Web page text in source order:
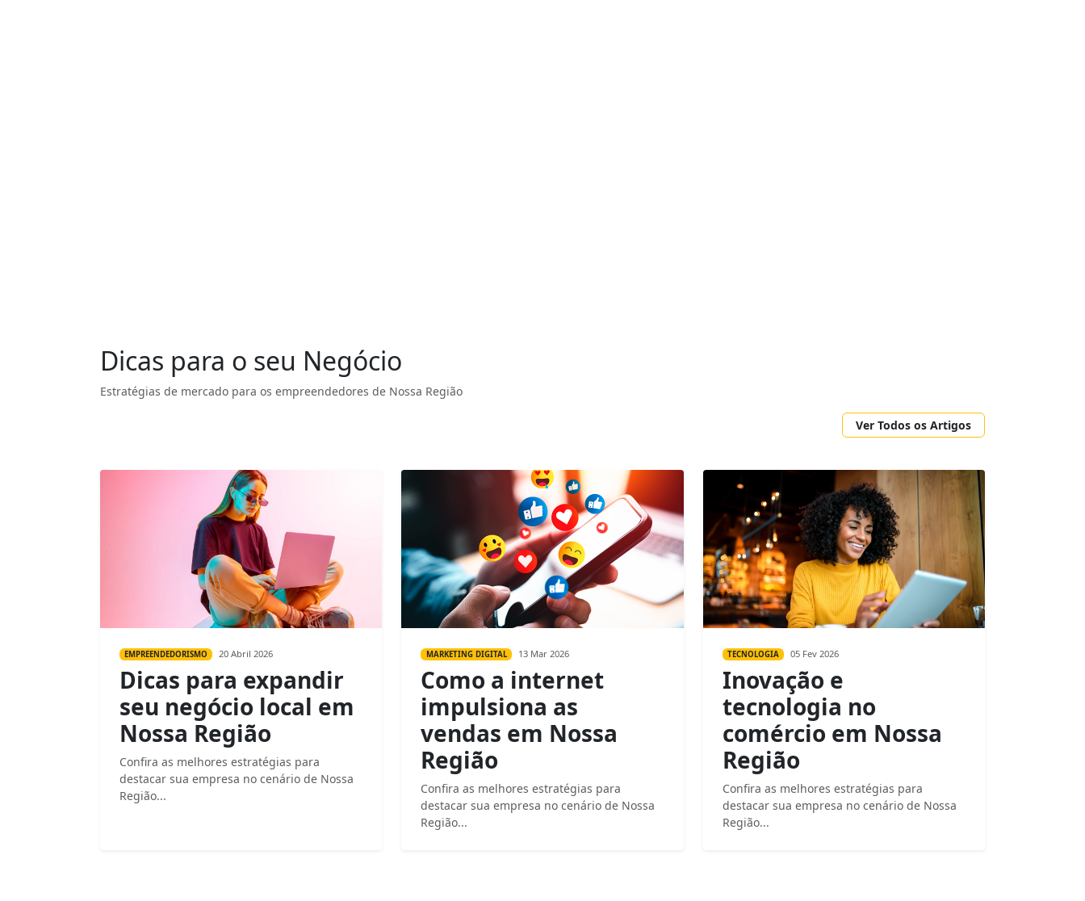
Dicas para o seu Negócio
Estratégias de mercado para os empreendedores de Nossa Região
Ver Todos os Artigos
EMPREENDEDORISMO 20 Abril 2026
Dicas para expandir
seu negócio local em
Nossa Região
Confira as melhores estratégias para
destacar sua empresa no cenário de Nossa
Região...
MARKETING DIGITAL 13 Mar 2026
Como a internet
impulsiona as
vendas em Nossa
Região
Confira as melhores estratégias para
destacar sua empresa no cenário de Nossa
Região...
TECNOLOGIA 05 Fev 2026
Inovação e
tecnologia no
comércio em Nossa
Região
Confira as melhores estratégias para
destacar sua empresa no cenário de Nossa
Região...